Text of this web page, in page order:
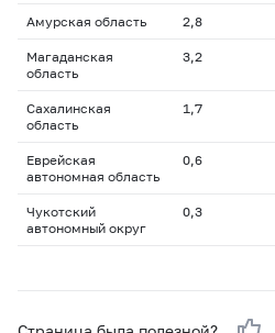
Амурская область 2,8
Магаданская
область
3,2
Сахалинская
область
1,7
Еврейская
автономная область
0,6
Чукотский
автономный округ
0,3